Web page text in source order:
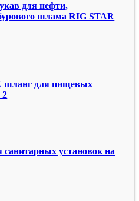
для нефти,
шлама RIG STAR
шланг для пищевых
2
установок на